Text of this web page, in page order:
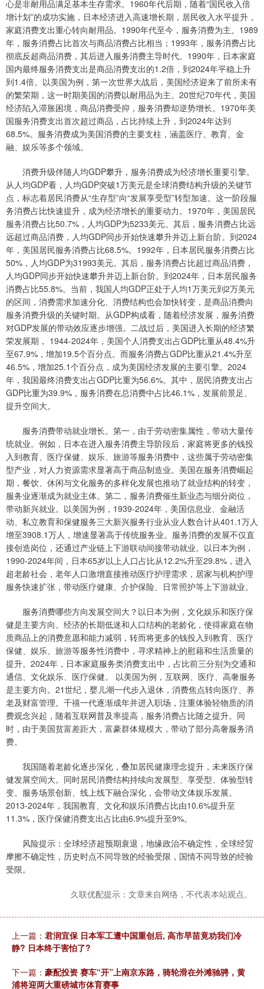
心是非耐用品满足基本生存需求。1960年代后期，随着“国民收入倍
增计划”的成功实施，日本经济进入高速增长期，居民收入水平提升，
家庭消费支出重心转向耐用品。1990年代至今，服务消费为主。1989
年，服务消费占比首次与商品消费占比相当；1993年，服务消费占比
彻底反超商品消费，其后进入服务消费主导时代。1990年，日本家庭
国内最终服务消费支出是商品消费支出的1.2倍，到2024年平稳上升
到1.4倍。以美国为例，第一次世界大战后，美国经济迎来了前所未有
的繁荣期，这一时期美国的消费以耐用品为主。20世纪70年代，美国
经济陷入滞胀困境，商品消费受抑，服务消费却逆势增长。1970年美
国服务消费支出首次超过商品，占比持续上升，到2024年达到
68.5%。服务消费成为美国消费的主要支柱，涵盖医疗、教育、金
融、娱乐等多个领域。
消费升级伴随人均GDP攀升，服务消费成为经济增长重要引擎。
从人均GDP看，人均GDP突破1万美元是全球消费结构升级的关键节
点，标志着居民消费从“生存型”向“发展享受型”转型加速。这一阶段服
务消费占比快速提升，成为经济增长的重要动力。1970年，美国居民
服务消费占比50.7%，人均GDP为5233美元。其后，服务消费占比远
远超过商品消费，人均GDP同步开始快速攀升并迈上新台阶。到2024
年，美国居民服务消费占比68.5%。1992年，日本居民服务消费占比
50%，人均GDP为31993美元。其后，服务消费占比超过商品消费，
人均GDP同步开始快速攀升并迈上新台阶。到2024年，日本居民服务
消费占比55.8%。当前，我国人均GDP正处于人均1万美元到2万美元
的区间，消费需求加速分化、消费结构也会加快转变，是商品消费向
服务消费升级的关键时期。从GDP构成看，随着经济发展，服务消费
对GDP发展的带动效应逐步增强。二战过后，美国进入长期的经济繁
荣发展期， 1944-2024年，美国个人消费支出占GDP比重从48.4%升
至67.9%，增加19.5个百分点。而服务消费占GDP比重从21.4%升至
46.5%，增加25.1个百分点，成为美国经济发展的主要引擎。2024
年，我国最终消费支出占GDP比重为56.6%。其中，居民消费支出占
GDP比重为39.9%，服务消费在总消费中占比46.1%，发展前景足、
提升空间大。
服务消费带动就业增长。第一，由于劳动密集属性，带动大量传
统就业。例如，日本在进入服务消费主导阶段后，家庭将更多的钱投
入到教育、医疗保健、娱乐、旅游等服务消费中，这些属于劳动密集
型产业，对人力资源需求显著高于商品制造业。美国在服务消费崛起
期，餐饮、休闲与文化服务的多样化发展也推动了就业结构的转变，
服务业逐渐成为就业主体。第二，服务消费催生新业态与细分岗位，
带动新兴就业。以美国为例，1939-2024年，美国信息业、金融活
动、私立教育和保健服务三大新兴服务行业从业人数合计从401.1万人
增至3908.1万人，增速显著高于传统服务业。服务消费的发展不仅直
接创造岗位，还通过产业链上下游联动间接带动就业。以日本为例，
1990-2024年间，日本65岁以上人口占比从12.2%升至29.8%，进入
超老龄社会，老年人口激增直接推动医疗护理需求，居家与机构护理
服务快速扩张，带动医疗健康、介护保险、日常照护等上下游就业。
服务消费哪些方向发展空间大？以日本为例，文化娱乐和医疗保
健是主要方向。经济的长期低迷和人口结构的老龄化，使得家庭在物
质商品上的消费意愿和能力减弱，转而将更多的钱投入到教育、医疗
保健、娱乐、旅游等服务性消费中，寻求精神上的慰藉和生活质量的
提升。2024年，日本家庭服务类消费支出中，占比前三分别为交通和
通信、文化娱乐、医疗保健。 以美国为例，互联网、医疗、高奢服务
是主要方向。21世纪，婴儿潮一代步入退休，消费焦点转向医疗、养
老及财富管理。千禧一代逐渐成年并进入职场，注重体验轻物质的消
费观念兴起，随着互联网普及率提高，服务消费占比随之提升。同
时，由于美国贫富差距大，富豪群体规模大，带动了部分高奢服务消
费。
我国随着老龄化逐步深化，叠加居民健康理念提升，未来医疗保
健发展空间大。同时居民消费结构持续向发展型、享受型、体验型转
变。服务场景创新、线上线下融合深化，会带动文体娱乐发展。
2013-2024年，我国教育、文化和娱乐消费占比由10.6%提升至
11.3%，医疗保健消费支出占比由6.9%提升至9%。
风险提示：全球经济超预期衰退，地缘政治不确定性，全球经贸
摩擦不确定性，历史时点不同导致的经验受限，国情不同导致的经验
受限。
久联优配提示：文章来自网络，不代表本站观点。
上一篇： 君润宜保 日本军工遭中国重创后, 高市早苗竟劝我们冷
静? 日本终于害怕了?
下一篇： 豪配投资 赛车“开”上南京东路，骑轮滑在外滩驰骋，黄
浦将迎两大重磅城市体育赛事